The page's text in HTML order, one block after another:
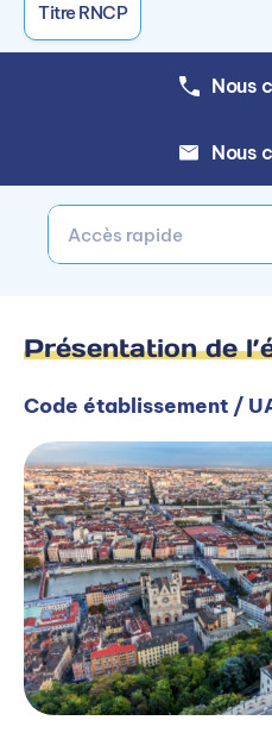
Titre RNCP
Nous
Nous
Accès rapide
Présentation de
Code établissement /